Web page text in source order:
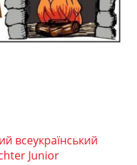
всеукраїнський
Junior